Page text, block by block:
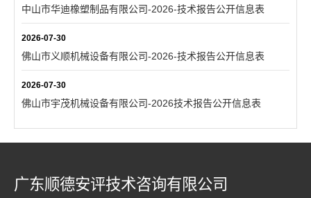
中山市华迪橡塑制品有限公司-2026-技术报告公开信息表
2026-07-30
佛山市义顺机械设备有限公司-2026-技术报告公开信息表
2026-07-30
佛山市宇茂机械设备有限公司-2026技术报告公开信息表
广东顺德安评技术咨询有限公司